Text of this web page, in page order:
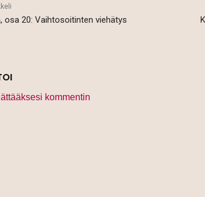
osa 20: Vaihtosoitinten viehätys
kommentin